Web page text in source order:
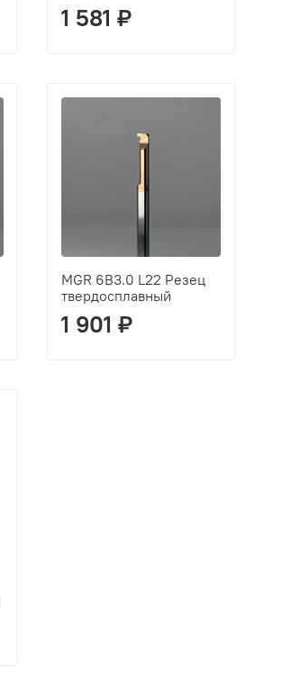
1 581 ₽
MGR 6B3.0 L22 Резец
твердосплавный
1 901 ₽